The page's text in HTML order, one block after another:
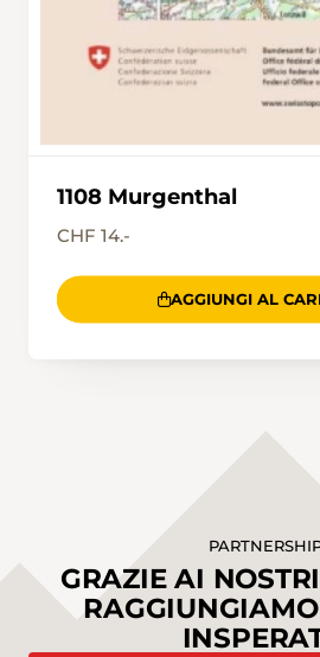
1108 Murgenthal
CHF 14.-
AGGIUNGI AL
GRAZIE AI